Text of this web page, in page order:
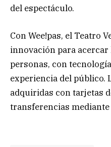
del espectáculo.
Con Wee!pas, el Teatro
innovación para
personas, con
experiencia del público.
adquiridas con tarjetas
transferencias